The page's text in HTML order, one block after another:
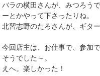
バラの横田さんが、みつろう
ーとかやって下さったりね。
北習志野のたろさんが、ギタ
今回店主は、お仕事で、参加
そうでした～。
えへ。楽しかった！